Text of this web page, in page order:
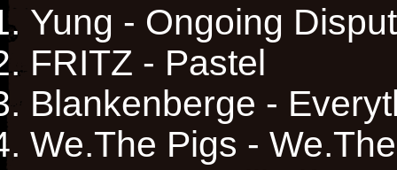
Yung - Ongoing
FRITZ - Pastel
Blankenberge -
We.The Pigs -